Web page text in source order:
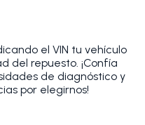
el VIN tu vehículo
del repuesto. ¡Confía
de diagnóstico y
por elegirnos!